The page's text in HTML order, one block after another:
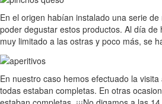
En el origen habían instalado una serie
poder degustar estos productos. Al día de
muy limitado a las ostras y poco más, se
En nuestro caso hemos efectuado la
todas estaban completas. En otras